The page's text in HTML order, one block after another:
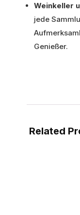
Weinkeller
jede
Genießer.
Related